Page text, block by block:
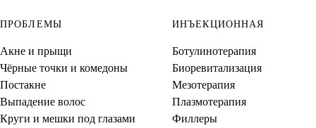
ПРОБЛЕМЫ
Акне и прыщи
Чёрные точки и комедоны
Постакне
Выпадение волос
Круги и мешки под глазами
ИНЪЕКЦИОННАЯ
Ботулинотерапия
Биоревитализация
Мезотерапия
Плазмотерапия
Филлеры